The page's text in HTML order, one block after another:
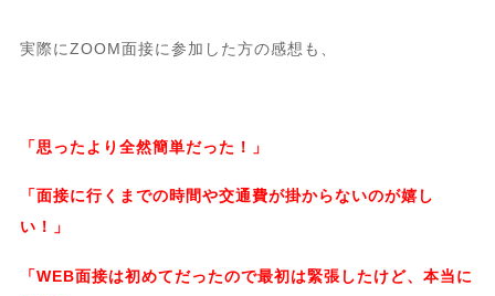
実際にZOOM面接に参加した方の感想も、
「思ったより全然簡単だった！」
「面接に行くまでの時間や交通費が掛からないのが嬉し
い！」
「WEB面接は初めてだったので最初は緊張したけど、本当に